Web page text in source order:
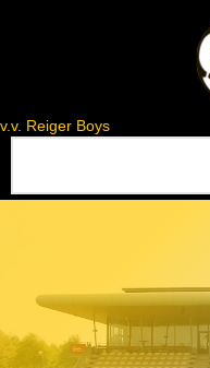
v.v. Reiger Boys